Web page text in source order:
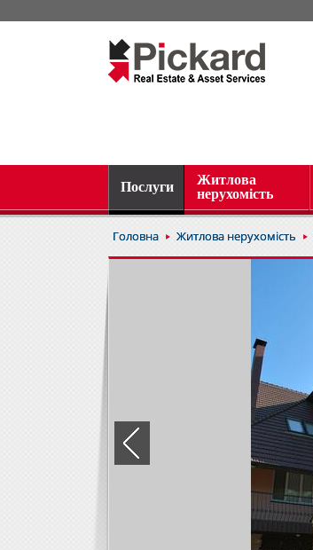
Послуги
Житлова
нерухомість
Головна Житлова нерухомість